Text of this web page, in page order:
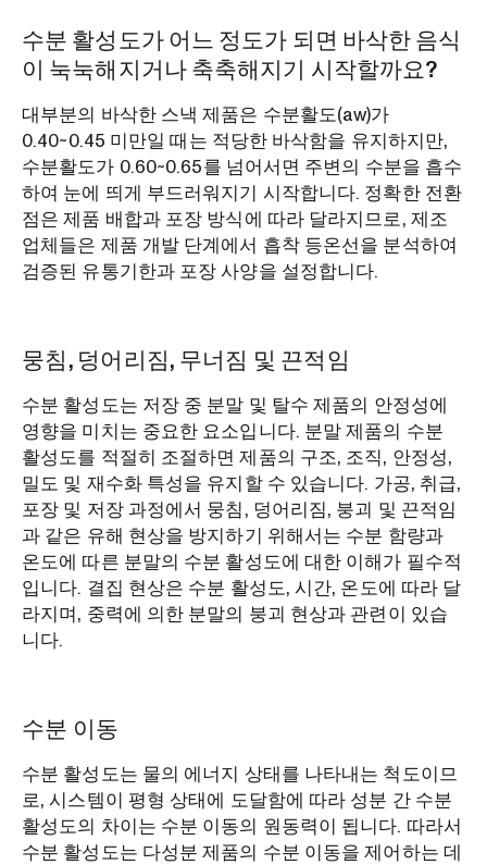
수분 활성도가 어느 정도가 되면 바삭한 음식
이 눅눅해지거나 축축해지기 시작할까요?
대부분의 바삭한 스낵 제품은 수분활도(aw)가
0.40~0.45 미만일 때는 적당한 바삭함을 유지하지만,
수분활도가 0.60~0.65를 넘어서면 주변의 수분을 흡수
하여 눈에 띄게 부드러워지기 시작합니다. 정확한 전환
점은 제품 배합과 포장 방식에 따라 달라지므로, 제조
업체들은 제품 개발 단계에서 흡착 등온선을 분석하여
검증된 유통기한과 포장 사양을 설정합니다.
뭉침, 덩어리짐, 무너짐 및 끈적임
수분 활성도는 저장 중 분말 및 탈수 제품의 안정성에
영향을 미치는 중요한 요소입니다. 분말 제품의 수분
활성도를 적절히 조절하면 제품의 구조, 조직, 안정성,
밀도 및 재수화 특성을 유지할 수 있습니다. 가공, 취급,
포장 및 저장 과정에서 뭉침, 덩어리짐, 붕괴 및 끈적임
과 같은 유해 현상을 방지하기 위해서는 수분 함량과
온도에 따른 분말의 수분 활성도에 대한 이해가 필수적
입니다. 결집 현상은 수분 활성도, 시간, 온도에 따라 달
라지며, 중력에 의한 분말의 붕괴 현상과 관련이 있습
니다.
수분 이동
수분 활성도는 물의 에너지 상태를 나타내는 척도이므
로, 시스템이 평형 상태에 도달함에 따라 성분 간 수분
활성도의 차이는 수분 이동의 원동력이 됩니다. 따라서
수분 활성도는 다성분 제품의 수분 이동을 제어하는 데